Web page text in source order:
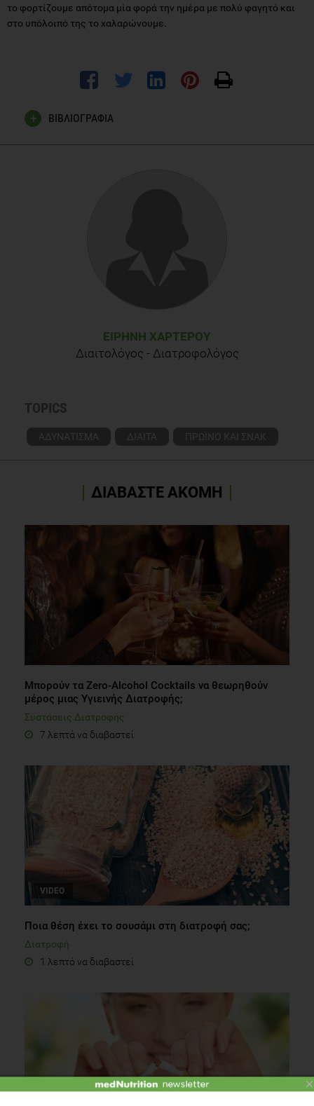
το φορτίζουμε απότομα μία φορά την ημέρα με πολύ φαγητό και
στο υπόλοιπό της το χαλαρώνουμε.
ΒΙΒΛΙΟΓΡΑΦΙΑ
ΕΙΡΉΝΗ ΧΑΡΤΕΡΟΎ
Διαιτολόγος - Διατροφολόγος
TOPICS
ΑΔΥΝΑΤΙΣΜΑ ΔΙΑΙΤΑ ΠΡΩΪΝΟ ΚΑΙ ΣΝΑΚ
ΔΙΑΒΑΣΤΕ ΑΚΟΜΗ
Μπορούν τα Ζero-Αlcohol Cocktails να θεωρηθούν
μέρος μιας Yγιεινής Διατροφής;
Συστάσεις Διατροφής
7 λεπτά να διαβαστεί
VIDEO
Ποια θέση έχει το σουσάμι στη διατροφή σας;
Διατροφή
1 λεπτό να διαβαστεί
×